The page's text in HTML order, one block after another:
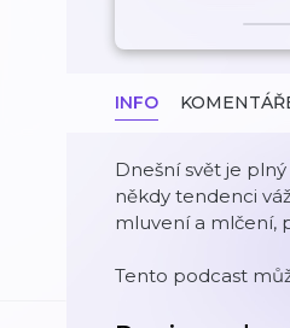
INFO
Dnešní svět je
někdy tendenci
mluvení a mlčení,
Tento podcast